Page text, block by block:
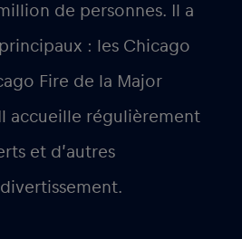
de personnes. Il a
: les Chicago
Fire de la Major
accueille régulièrement
et d’autres